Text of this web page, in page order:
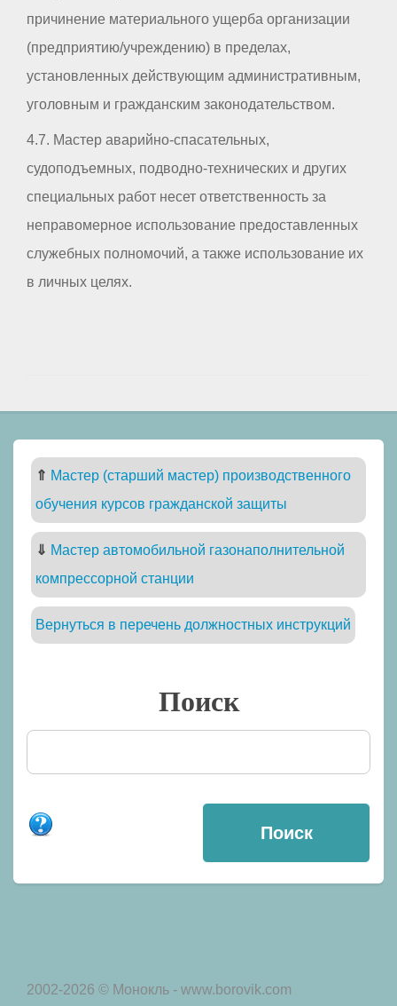
причинение материального ущерба организации
(предприятию/учреждению) в пределах,
установленных действующим административным,
уголовным и гражданским законодательством.
4.7. Мастер аварийно-спасательных,
судоподъемных, подводно-технических и других
специальных работ несет ответственность за
неправомерное использование предоставленных
служебных полномочий, а также использование их
в личных целях.
⇑ Мастер (старший мастер) производственного
обучения курсов гражданской защиты
⇓ Мастер автомобильной газонаполнительной
компрессорной станции
Вернуться в перечень должностных инструкций
Поиск
2002-2026 © Монокль - www.borovik.com